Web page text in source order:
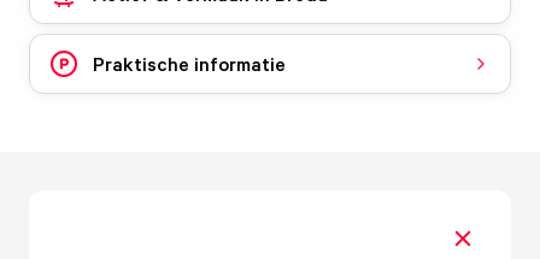
Praktische informatie